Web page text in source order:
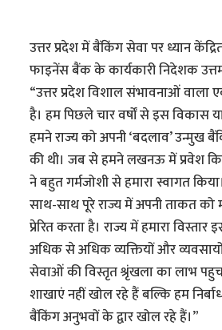
उत्तर प्रदेश में बैंकिंग सेवा पर ध्यान
फाइनेंस बैंक के कार्यकारी निदेशक
“उत्तर प्रदेश विशाल संभावनाओं वाला
है। हम पिछले चार वर्षों से इस विकास
हमने राज्य को अपनी ‘बदलाव’
की थी। जब से हमने लखनऊ में प्रवेश
ने बहुत गर्मजोशी से हमारा स्वागत
साथ-साथ पूरे राज्य में अपनी ताकत
प्रेरित करता है। राज्य में हमारा विस्तार
अधिक से अधिक व्यक्तियों और
सेवाओं की विस्तृत श्रृंखला का लाभ
शाखाएं नहीं खोल रहे हैं बल्कि हम
बैंकिंग अनुभवों के द्वार खोल रहे हैं।”